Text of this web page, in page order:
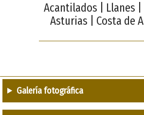
Acantilados | Llanes
Asturias | Costa de
Galería fotográfica